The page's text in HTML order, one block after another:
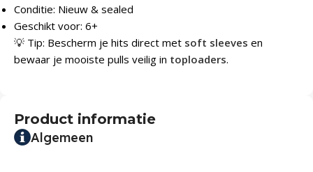
Conditie: Nieuw & sealed
Geschikt voor: 6+
💡 Tip: Bescherm je hits direct met soft sleeves en
bewaar je mooiste pulls veilig in toploaders.
Product informatie
Algemeen